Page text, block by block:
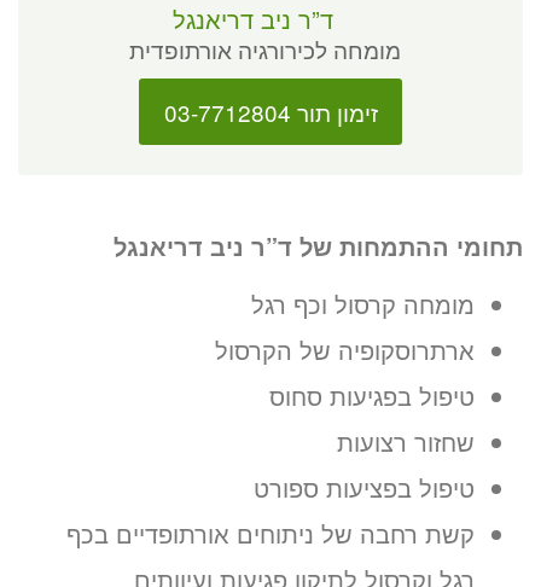
ד”ר ניב דריאנגל
מומחה לכירורגיה אורתופדית
זימון תור 03-7712804
תחומי ההתמחות של ד”ר ניב דריאנגל
מומחה קרסול וכף רגל
ארתרוסקופיה של הקרסול
טיפול בפגיעות סחוס
שחזור רצועות
טיפול בפציעות ספורט
קשת רחבה של ניתוחים אורתופדיים בכף
רגל וקרסול לתיקון פגיעות ועיוותים